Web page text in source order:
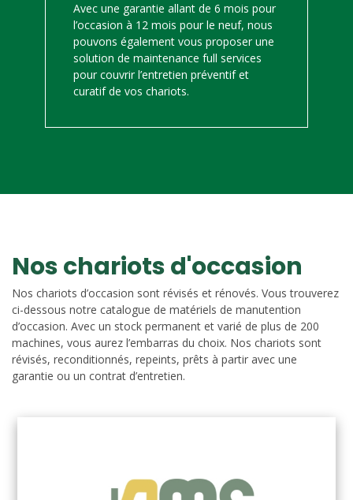
Avec une garantie allant de 6 mois pour
l’occasion à 12 mois pour le neuf, nous
pouvons également vous proposer une
solution de maintenance full services
pour couvrir l’entretien préventif et
curatif de vos chariots.
Nos chariots d'occasion
Nos chariots d’occasion sont révisés et rénovés. Vous trouverez
ci-dessous notre catalogue de matériels de manutention
d’occasion. Avec un stock permanent et varié de plus de 200
machines, vous aurez l’embarras du choix. Nos chariots sont
révisés, reconditionnés, repeints, prêts à partir avec une
garantie ou un contrat d’entretien.